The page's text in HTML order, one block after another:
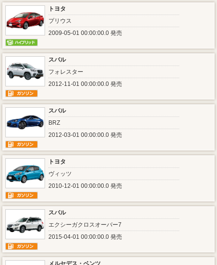
トヨタ
プリウス
2009-05-01 00:00:00.0 発売
スバル
フォレスター
2012-11-01 00:00:00.0 発売
スバル
BRZ
2012-03-01 00:00:00.0 発売
トヨタ
ヴィッツ
2010-12-01 00:00:00.0 発売
スバル
エクシーガクロスオーバー7
2015-04-01 00:00:00.0 発売
メルセデス・ベンツ